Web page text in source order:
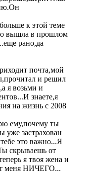
к этой теме
вышла в прошлом
рано,да
почта,мой
и решил
я возьми и
знаете,я
на жизнь с 2008
ему,почему ты
уже застрахован
это важно...Я
скрываешь от
я твоя жена и
меня НИЧЕГО...